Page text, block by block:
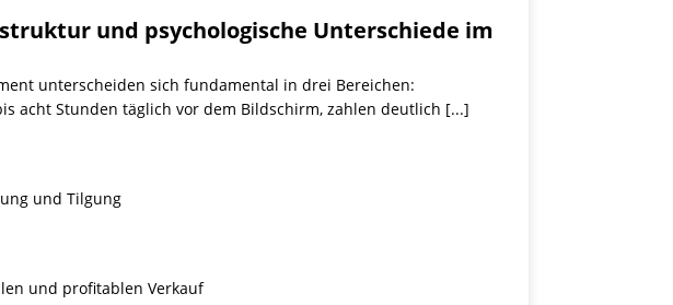
und psychologische Unterschiede im
unterscheiden sich fundamental in drei Bereichen:
acht Stunden täglich vor dem Bildschirm, zahlen deutlich [...]
und Tilgung
und profitablen Verkauf